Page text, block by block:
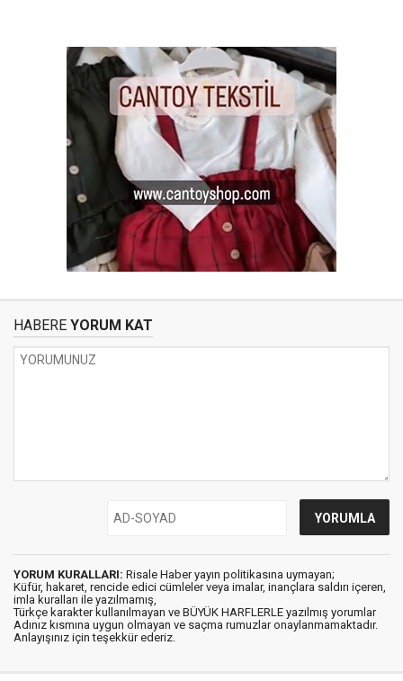
HABERE YORUM KAT
YORUM KURALLARI: Risale Haber yayın politikasına uymayan;
Küfür, hakaret, rencide edici cümleler veya imalar, inançlara saldırı içeren,
imla kuralları ile yazılmamış,
Türkçe karakter kullanılmayan ve BÜYÜK HARFLERLE yazılmış yorumlar
Adınız kısmına uygun olmayan ve saçma rumuzlar onaylanmamaktadır.
Anlayışınız için teşekkür ederiz.